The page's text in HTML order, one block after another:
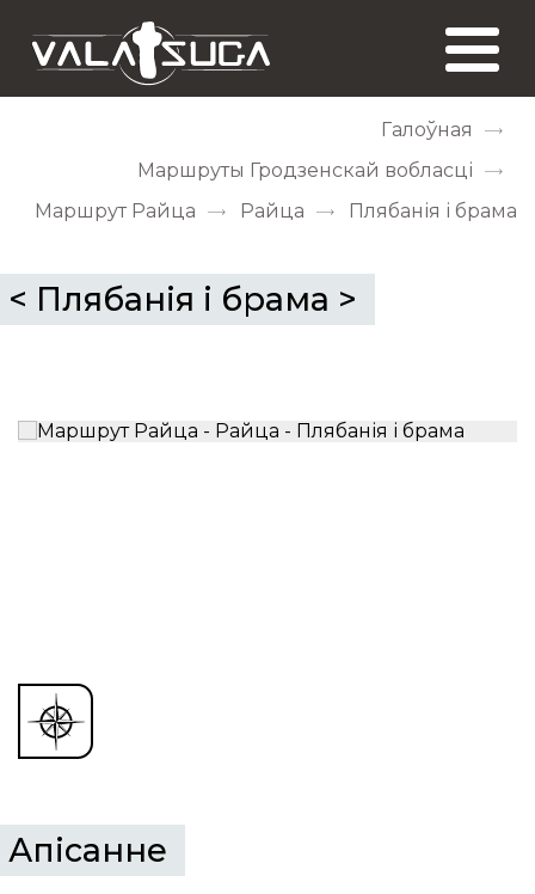
Галоўная
Маршруты Гродзенскай вобласці
Маршрут Райца
Райца Плябанія і брама
< Плябанія і брама >
Апісанне